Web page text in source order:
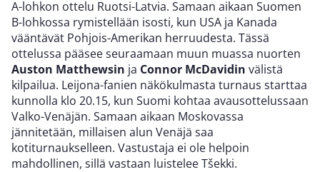
A-lohkon ottelu Ruotsi-Latvia. Samaan aikaan Suomen
B-lohkossa rymistellään isosti, kun USA ja Kanada
vääntävät Pohjois-Amerikan herruudesta. Tässä
ottelussa pääsee seuraamaan muun muassa nuorten
Auston Matthewsin ja Connor McDavidin välistä
kilpailua. Leijona-fanien näkökulmasta turnaus starttaa
kunnolla klo 20.15, kun Suomi kohtaa avausottelussaan
Valko-Venäjän. Samaan aikaan Moskovassa
jännitetään, millaisen alun Venäjä saa
kotiturnaukselleen. Vastustaja ei ole helpoin
mahdollinen, sillä vastaan luistelee Tšekki.